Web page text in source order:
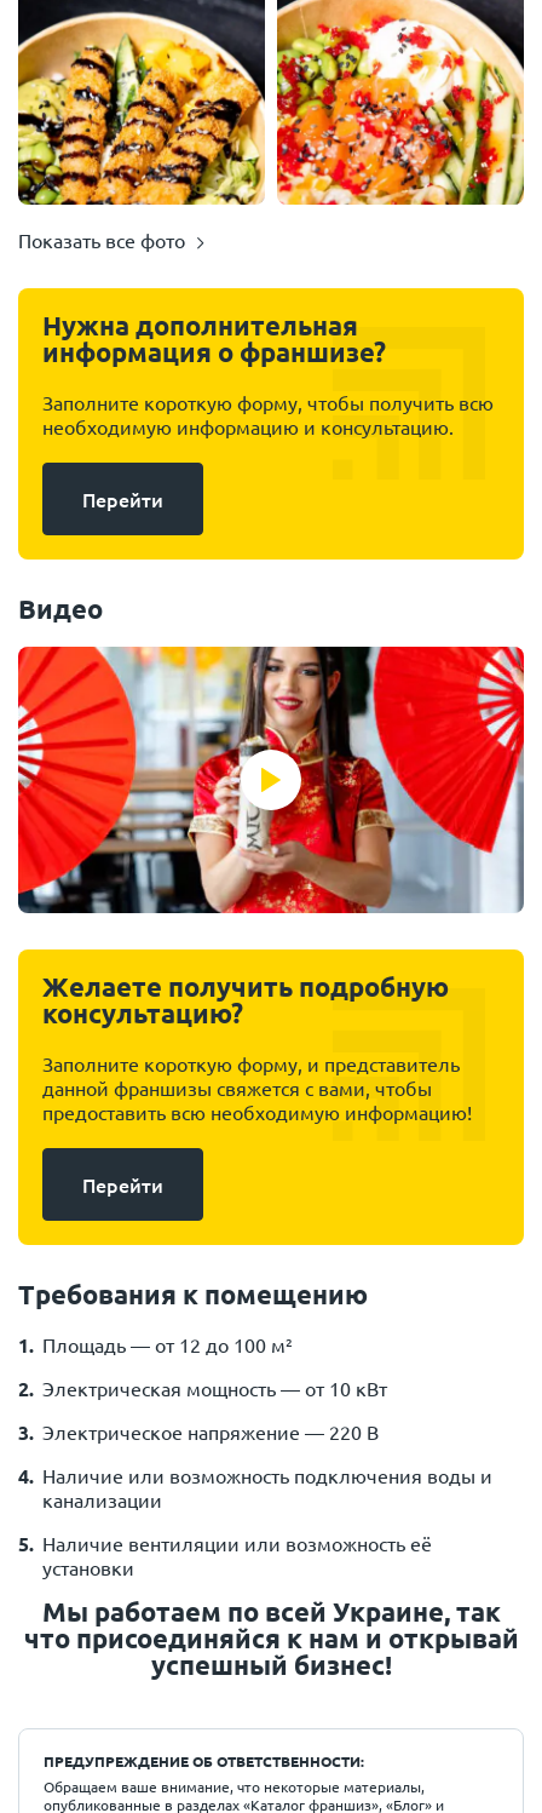
Показать все фото
Нужна дополнительная
информация о франшизе?
Заполните короткую форму, чтобы получить всю
необходимую информацию и консультацию.
Перейти
Видео
Желаете получить подробную
консультацию?
Заполните короткую форму, и представитель
данной франшизы свяжется с вами, чтобы
предоставить всю необходимую информацию!
Перейти
Требования к помещению
Площадь — от 12 до 100 м²
Электрическая мощность — от 10 кВт
Электрическое напряжение — 220 В
Наличие или возможность подключения воды и
канализации
Наличие вентиляции или возможность её
установки
Мы работаем по всей Украине, так
что присоединяйся к нам и открывай
успешный бизнес!
ПРЕДУПРЕЖДЕНИЕ ОБ ОТВЕТСТВЕННОСТИ:
Обращаем ваше внимание, что некоторые материалы,
опубликованные в разделах «Каталог франшиз», «Блог» и